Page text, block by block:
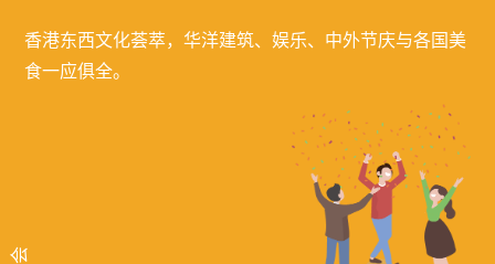
香港东西文化荟萃，华洋建筑、娱乐、中外节庆与各国美
食一应俱全。